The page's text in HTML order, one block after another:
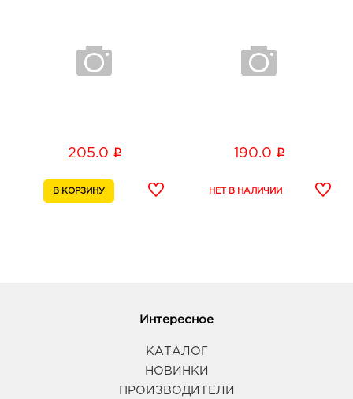
205.0 i 190.0 i
Интересное
КАТАЛОГ
НОВИНКИ
ПРОИЗВОДИТЕЛИ